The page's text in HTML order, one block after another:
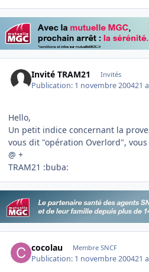
Invité TRAM21 Invités
Publication: 1 novembre 200421
Hello,
Un petit indice concernant la
vous dit "opération Overlord", vous
@ +
TRAM21 :buba:
cocolau Membre SNCF
Publication: 1 novembre 200421